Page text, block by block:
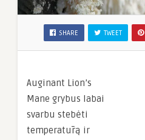
SHARE TWEET
Auginant Lion’s
Mane grybus labai
svarbu stebėti
temperatūrą ir